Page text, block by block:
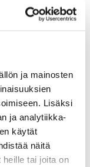
ja mainosten
Lisäksi
ja analytiikka-
käytät
näitä
heille tai joita on